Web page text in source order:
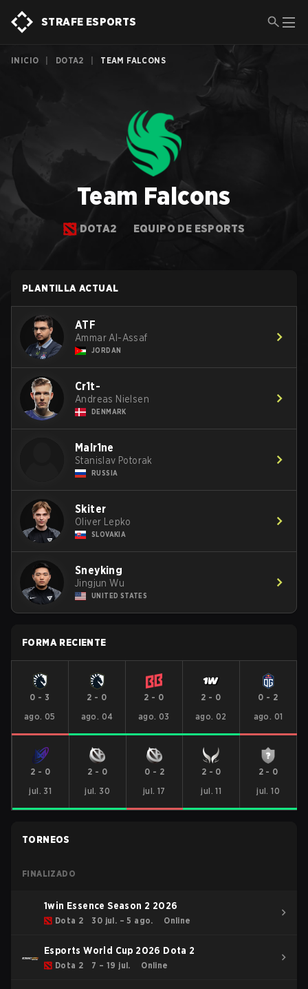
STRAFE ESPORTS
INICIO DOTA2 TEAM FALCONS
Team Falcons
DOTA2 EQUIPO DE ESPORTS
PLANTILLA ACTUAL
ATF
Ammar Al-Assaf
JORDAN
Cr1t-
Andreas Nielsen
DENMARK
Malr1ne
Stanislav Potorak
RUSSIA
Skiter
Oliver Lepko
SLOVAKIA
Sneyking
Jingjun Wu
UNITED STATES
FORMA RECIENTE
0 - 3
ago. 05
2 - 0
ago. 04
2 - 0
ago. 03
2 - 0
ago. 02
0 - 2
ago. 01
2 - 0
jul. 31
2 - 0
jul. 30
0 - 2
jul. 17
2 - 0
jul. 11
2- 0
jul. 10
TORNEOS
FINALIZADO
1win Essence Season 2 2026
Dota 2 30 jul. – 5 ago. Online
Esports World Cup 2026 Dota 2
Dota 2 7 – 19 jul. Online